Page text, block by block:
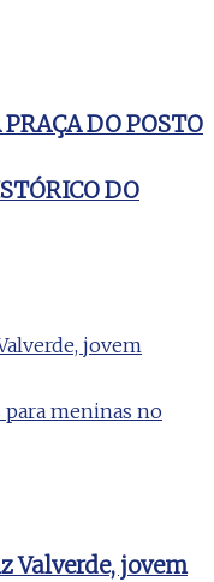
DO POSTO
DO
Valverde, jovem